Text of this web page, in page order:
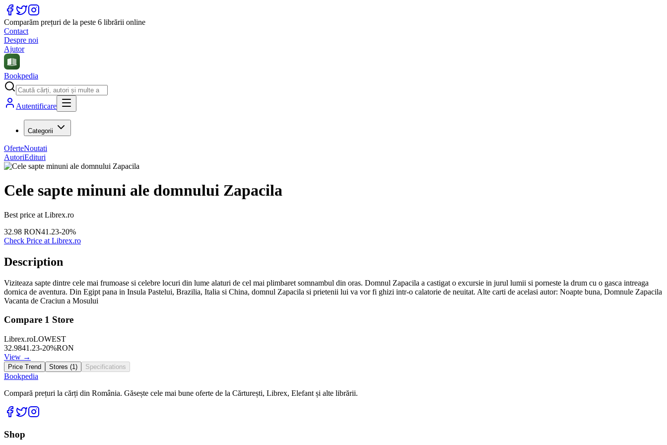
Comparăm prețuri de la peste 6 librării online
Contact
Despre noi
Ajutor
Bookpedia
Autentificare
Categorii
OferteNoutati
AutoriEdituri
Cele sapte minuni ale domnului Zapacila
Best price at Librex.ro
32.98 RON41.23-20%
Check Price at Librex.ro
Description
Viziteaza sapte dintre cele mai frumoase si celebre locuri din lume alaturi de cel mai plimbaret somnambul din oras. Domnul Zapacila a castigat o excursie in jurul lumii si porneste la drum cu o gasca intreaga
dornica de aventura. Din Egipt pana in Insula Pastelui, Brazilia, Italia si China, domnul Zapacila si prietenii lui va vor fi ghizi intr-o calatorie de neuitat. Alte carti de acelasi autor: Noapte buna, Domnule Zapacila
Vacanta de Craciun a Mosului
Compare 1 Store
Librex.roLOWEST
32.9841.23-20%RON
View →
Price Trend Stores (1) Specifications
Bookpedia
Compară prețuri la cărți din România. Găsește cele mai bune oferte de la Cărturești, Librex, Elefant și alte librării.
Facebook
Twitter
Shop